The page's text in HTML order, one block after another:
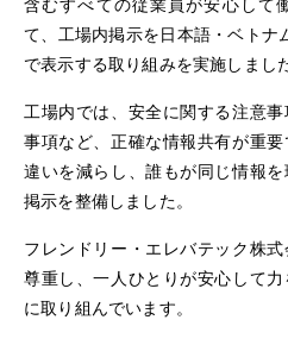
含むすべての従業員が安心して
て、工場内掲示を日本語・ベトナ
で表示する取り組みを実施しまし
工場内では、安全に関する注意
事項など、正確な情報共有が重
違いを減らし、誰もが同じ情報
掲示を整備しました。
フレンドリー・エレバテック株
尊重し、一人ひとりが安心して
に取り組んでいます。